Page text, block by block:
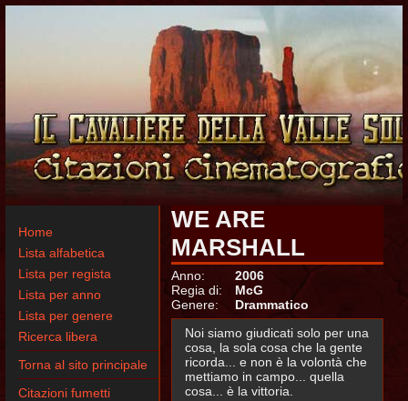
Home
Lista alfabetica
Lista per regista
Lista per anno
Lista per genere
Ricerca libera
Torna al sito principale
Citazioni fumetti
WE ARE
MARSHALL
Anno:
2006
Regia di:
McG
Genere:
Drammatico
Noi siamo giudicati solo per una
cosa, la sola cosa che la gente
ricorda... e non è la volontà che
mettiamo in campo... quella
cosa... è la vittoria.